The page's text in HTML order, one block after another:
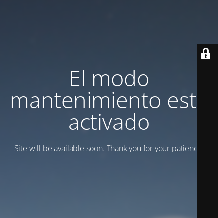
El modo
mantenimiento está
activado
Site will be available soon. Thank you for your patience!